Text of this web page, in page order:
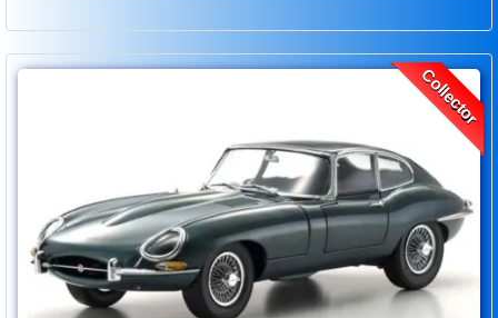
Collector